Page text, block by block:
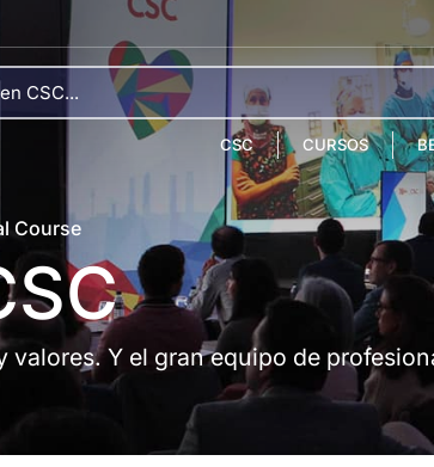
CSC CURSOS
Course
valores. Y el gran equipo de